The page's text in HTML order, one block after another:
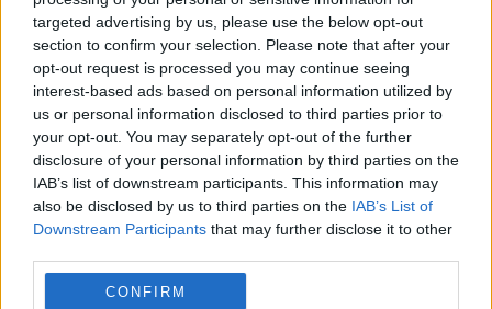
targeted advertising by us, please use the below opt-out
section to confirm your selection. Please note that after your
opt-out request is processed you may continue seeing
interest-based ads based on personal information utilized by
us or personal information disclosed to third parties prior to
your opt-out. You may separately opt-out of the further
disclosure of your personal information by third parties on the
IAB’s list of downstream participants. This information may
also be disclosed by us to third parties on the IAB’s List of
Downstream Participants that may further disclose it to other
CONFIRM
Eugen Tomac acuză Guvernul de lipsă de
competență. „Bilă neagră” pentru finanțarea
partidelor